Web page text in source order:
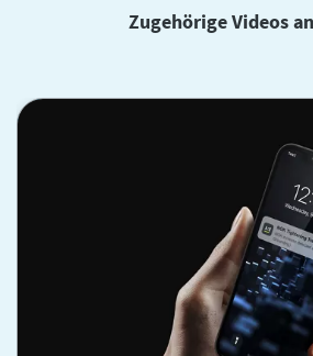
Zugehörige Videos